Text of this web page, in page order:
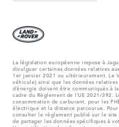
La législation européenne impose à
divulguer certaines données relatives
1er janvier 2021 ou ultérieurement. Le
véhicule) ainsi que les données
d’énergie doivent être communiqués à
cadre du Règlement de l’UE 2021/392.
consommation de carburant, pour les
électrique et la distance parcourue.
consulter le règlement publié sur le site
de partager les données spécifiques à